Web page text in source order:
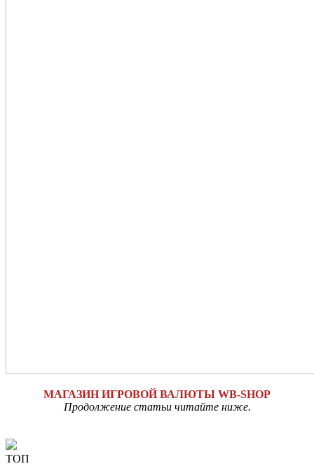
МАГАЗИН ИГРОВОЙ ВАЛЮТЫ WB-SHOP
Продолжение статьи читайте ниже.
ТОП